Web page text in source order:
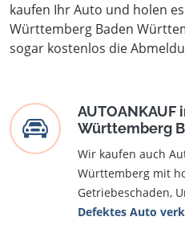
kaufen Ihr Auto und holen
Württemberg Baden
sogar kostenlos die
AUTOANKAUF
Württemberg
Wir kaufen auch
Württemberg mit
Getriebeschaden,
Defektes Auto